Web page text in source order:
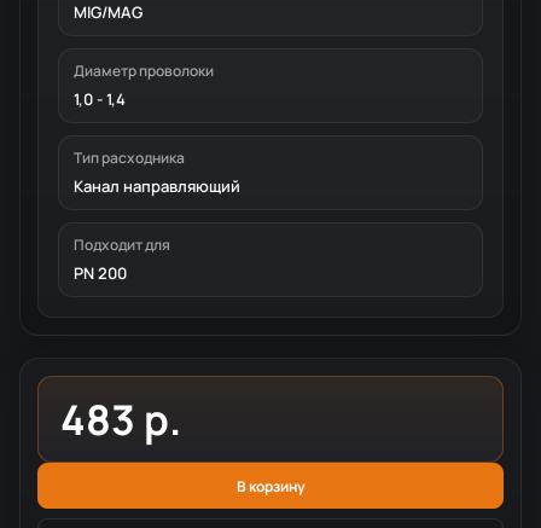
MIG/MAG
Диаметр проволоки
1,0 - 1,4
Тип расходника
Канал направляющий
Подходит для
PN 200
483 р.
В корзину